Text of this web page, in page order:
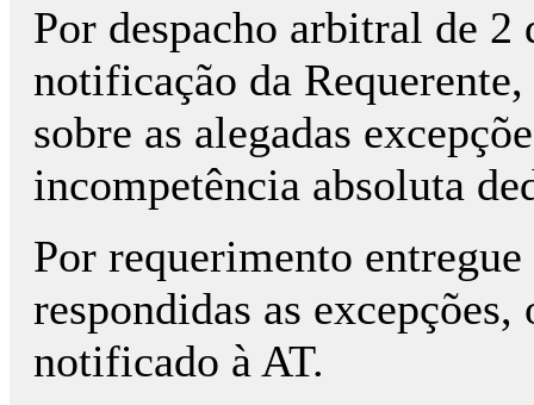
Por despacho arbitral de
notificação da
sobre as alegadas
incompetência absoluta
Por requerimento
respondidas as
notificado à AT.